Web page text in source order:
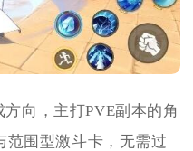
向，主打PVE副本的角
范围型激斗卡，无需过